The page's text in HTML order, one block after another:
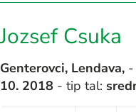
Jozsef Csuka
Genterovci, Lendava, -
10. 2018 - tip tal: